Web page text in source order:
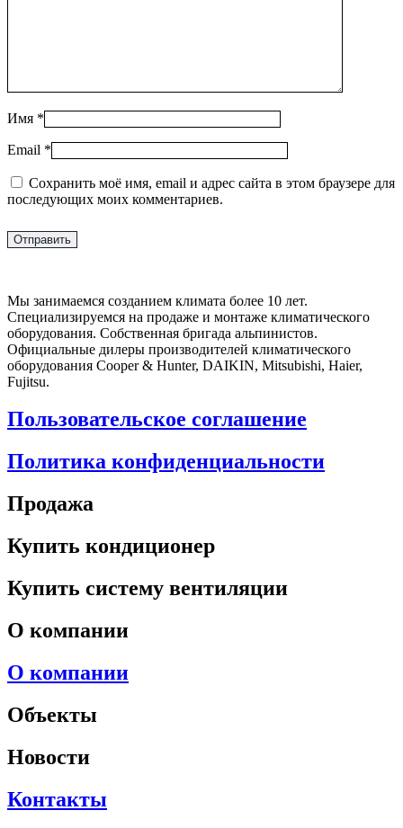
Имя *
Email *
Сохранить моё имя, email и адрес сайта в этом браузере для
последующих моих комментариев.
Мы занимаемся созданием климата более 10 лет.
Специализируемся на продаже и монтаже климатического
оборудования. Собственная бригада альпинистов.
Официальные дилеры производителей климатического
оборудования Cooper & Hunter, DAIKIN, Mitsubishi, Haier,
Fujitsu.
Пользовательское соглашение
Политика конфиденциальности
Продажа
Купить кондиционер
Купить систему вентиляции
О компании
О компании
Объекты
Новости
Контакты